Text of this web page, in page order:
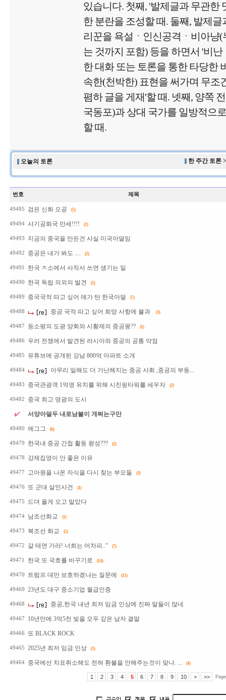
있습니다. 첫째, '발제글과 무관한
한 분란을 조성할 때. 둘째, 발제
리꾼을 욕설ㆍ인신공격ㆍ비아냥
는 것까지 포함) 등을 하면서 '비
한 대화 또는 토론을 통한 타당한
속한(천박한) 표현을 써가며 무조
폄하 글을 게재'할 때. 넷째, 양쪽
국동포)과 상대 국가를 일방적으
할 때.
오늘의 토론 한 주간 토론
번호 제목
49495 검은 신화 오공 (5)
49494 사기공화국 만세!!!! (1)
49493 지금의 중국을 만든건 사실 미국아덜임
49492 중공은 내가 봐도 .... (2)
49491 한국 ㅈ소에서 사직서 쓰면 생기는 일
49490 한국 독립 의외의 발견 (5)
49489 중국국적 따고 싶어 애가 탄 한국아덜 (7)
49488 중공 국적 따고 싶어 희망 사항에 불과 (3)
49487 등소평의 도광 양회와 시황제의 중공몽?? (1)
49486 우러 전쟁에서 발견된 러시아와 중공의 공통 약점
49485 유튜브에 공개된 강남 800억 아파트 소개
49484 아무리 일해도 더 가난해지는 중공 사회 ,중공의 부동...
49483 중국관광객 1억명 유치를 위해 시진핑타워를 세우자 (2)
49482 중국 최고 영광의 도시
서양아덜두 내로남불이 개쩌는구만
49480 에그그 (6)
49479 한국내 중공 간첩 활동 왕성??? (2)
49478 강제집영이 안 좋은 이유
49477 고아원을 나온 자식을 다시 찾는 부모들 (3)
49476 또 군대 살인사건 (1)
49475 드뎌 올게 오고 말았다
49474 남조선화교 (1)
49473 북조선 화교 (5)
49472 갈 테면 가라! 너희는 어차피.." (7)
49471 한국 또 국호를 바꾸기로 (14)
49470 트럼프 대만 보호하겠냐는 질문에 (11)
49469 23년도 대구 중소기업 월급인증
49468 중공,한국 내년 최저 임금 인상에 진짜 말들이 많네
49467 10년만에 3억5천 빚을 모두 갚은 남자 결말
49466 또 BLACK ROCK
49465 2025년 최저 임금 인상 (1)
49464 중국에선 차표취소해도 전혀 환불을 안해주는것이 맞나. ... (4)
1 2 3 4 5 6 7 8 9 10 > >>